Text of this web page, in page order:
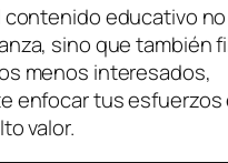
contenido educativo
sino que también
menos interesados,
enfocar tus esfuerzos
valor.